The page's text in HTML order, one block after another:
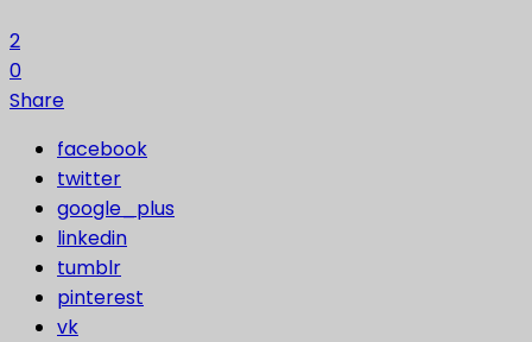
2
0
Share
facebook
twitter
google_plus
linkedin
tumblr
pinterest
vk